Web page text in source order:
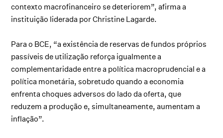
contexto macrofinanceiro se deteriorem”, afirma a
instituição liderada por Christine Lagarde.
Para o BCE, “a existência de reservas de fundos próprios
passíveis de utilização reforça igualmente a
complementaridade entre a política macroprudencial e a
política monetária, sobretudo quando a economia
enfrenta choques adversos do lado da oferta, que
reduzem a produção e, simultaneamente, aumentam a
inflação”.